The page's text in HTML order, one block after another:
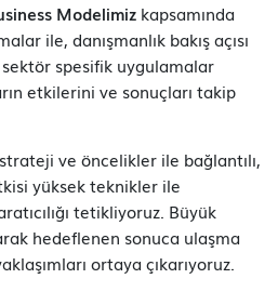
Modelimiz kapsamında
ile, danışmanlık bakış açısı
spesifik uygulamalar
etkilerini ve sonuçları takip
ve öncelikler ile bağlantılı,
yüksek teknikler ile
tetikliyoruz. Büyük
hedeflenen sonuca ulaşma
ortaya çıkarıyoruz.